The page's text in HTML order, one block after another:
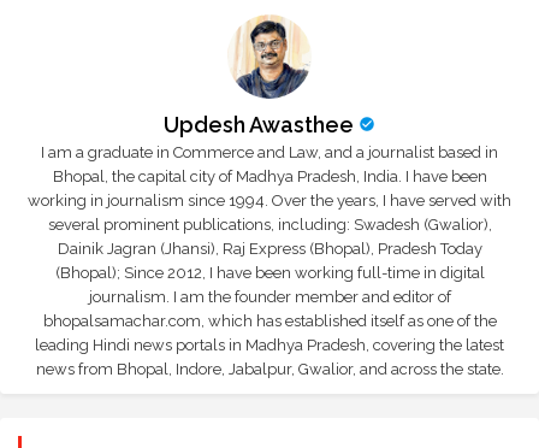
Updesh Awasthee
I am a graduate in Commerce and Law, and a journalist based in
Bhopal, the capital city of Madhya Pradesh, India. I have been
working in journalism since 1994. Over the years, I have served with
several prominent publications, including: Swadesh (Gwalior),
Dainik Jagran (Jhansi), Raj Express (Bhopal), Pradesh Today
(Bhopal); Since 2012, I have been working full-time in digital
journalism. I am the founder member and editor of
bhopalsamachar.com, which has established itself as one of the
leading Hindi news portals in Madhya Pradesh, covering the latest
news from Bhopal, Indore, Jabalpur, Gwalior, and across the state.